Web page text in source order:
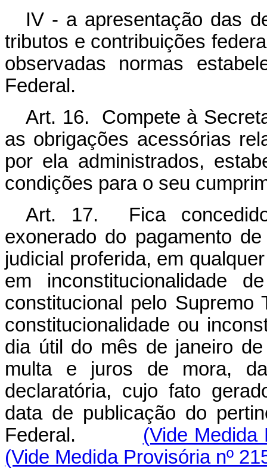
IV - a apresentação das
tributos e contribuições
observadas normas
Federal.
Art. 16. Compete à
as obrigações acessórias
por ela administrados,
condições para o seu
Art. 17. Fica
exonerado do pagamento
judicial proferida, em
em inconstitucionalidade
constitucional pelo Supremo
constitucionalidade ou
dia útil do mês de janeiro
multa e juros de mora,
declaratória, cujo fato
data de publicação do
Federal. (Vide Medida
(Vide Medida Provisória nº